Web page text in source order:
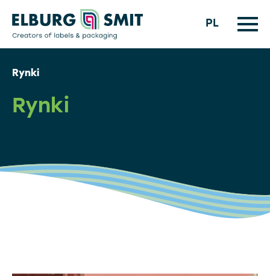
PL
Rynki
Rynki